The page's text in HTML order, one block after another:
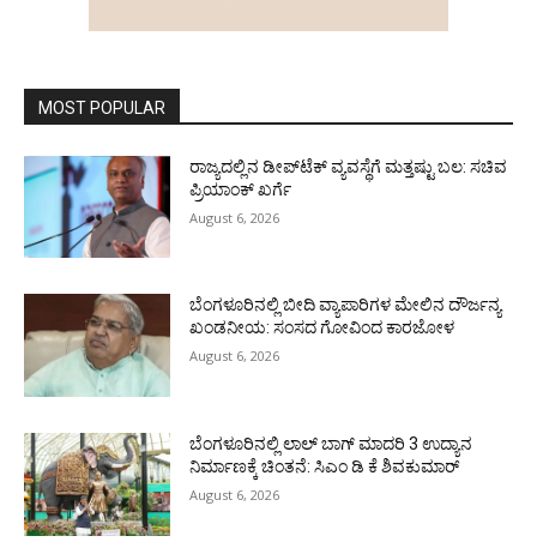
MOST POPULAR
ರಾಜ್ಯದಲ್ಲಿನ ಡೀಪ್‌ಟೆಕ್‌ ವ್ಯವಸ್ಥೆಗೆ ಮತ್ತಷ್ಟು ಬಲ: ಸಚಿವ
ಪ್ರಿಯಾಂಕ್ ಖರ್ಗೆ
August 6, 2026
ಬೆಂಗಳೂರಿನಲ್ಲಿ ಬೀದಿ ವ್ಯಾಪಾರಿಗಳ ಮೇಲಿನ ದೌರ್ಜನ್ಯ
ಖಂಡನೀಯ: ಸಂಸದ ಗೋವಿಂದ ಕಾರಜೋಳ
August 6, 2026
ಬೆಂಗಳೂರಿನಲ್ಲಿ ಲಾಲ್ ಬಾಗ್ ಮಾದರಿ 3 ಉದ್ಯಾನ
ನಿರ್ಮಾಣಕ್ಕೆ ಚಿಂತನೆ: ಸಿಎಂ ಡಿ ಕೆ ಶಿವಕುಮಾರ್
August 6, 2026